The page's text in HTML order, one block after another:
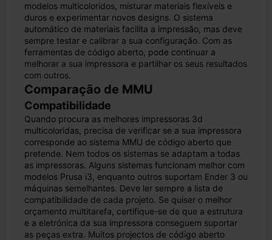
modelos multicoloridos, misturar materiais flexíveis e
duros e experimentar novos designs. O sistema
automático de materiais facilita a impressão, mas deve
sempre testar e calibrar a sua configuração. Com as
ferramentas de código aberto, pode continuar a
melhorar a sua impressora e partilhar os seus resultados
com outros.
Comparação de MMU
Compatibilidade
Quando procura as melhores impressoras 3d
multicoloridas, precisa de verificar se a sua impressora
corresponde ao sistema MMU de código aberto que
pretende. Nem todos os sistemas se adaptam a todas
as impressoras. Alguns sistemas funcionam melhor com
modelos Prusa i3, enquanto outros suportam Ender 3 ou
máquinas semelhantes. Deve ler sempre a lista de
compatibilidade de cada projeto. Se quiser o melhor
orçamento multitarefa, certifique-se de que a estrutura
e a eletrónica da sua impressora conseguem suportar
as peças extra. Muitos projectos de código aberto